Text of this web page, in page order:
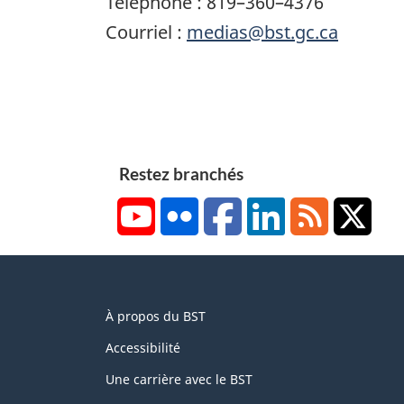
Courriel : medias@bst.gc.ca
Restez branchés
YouTubeFlickr FacebookLinkedInRSS
this
site
À propos du BST
Accessibilité
Une carrière avec le BST